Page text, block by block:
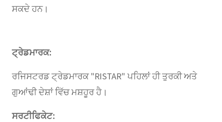
ਸਕਦੇ ਹਨ।
ਟ੍ਰੇਡਮਾਰਕ:
ਰਜਿਸਟਰਡ ਟ੍ਰੇਡਮਾਰਕ "RISTAR" ਪਹਿਲਾਂ ਹੀ ਤੁਰਕੀ ਅਤੇ
ਗੁਆਂਢੀ ਦੇਸ਼ਾਂ ਵਿੱਚ ਮਸ਼ਹੂਰ ਹੈ।
ਸਰਟੀਫਿਕੇਟ: